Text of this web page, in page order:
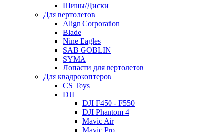
Шины/Диски
Для вертолетов
Align Corporation
Blade
Nine Eagles
SAB GOBLIN
SYMA
Лопасти для вертолетов
Для квадрокоптеров
CS Toys
DJI
DJI F450 - F550
DJI Phantom 4
Mavic Air
Mavic Pro